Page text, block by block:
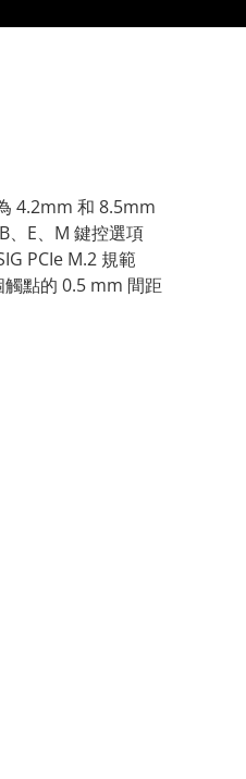
4.2mm 和 8.5mm
、E、M 鍵控選項
PCIe M.2 規範
觸點的 0.5 mm 間距